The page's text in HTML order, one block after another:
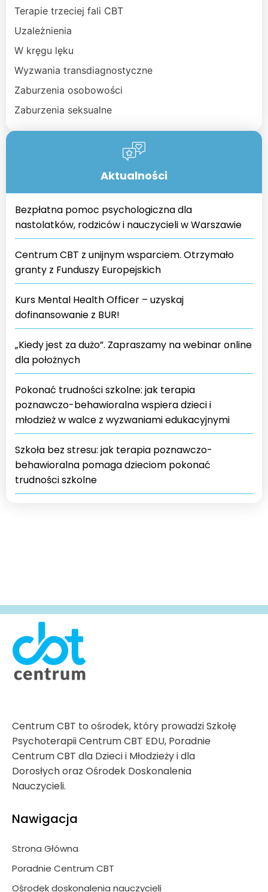
Terapie trzeciej fali CBT
Uzależnienia
W kręgu lęku
Wyzwania transdiagnostyczne
Zaburzenia osobowości
Zaburzenia seksualne
Aktualności
Bezpłatna pomoc psychologiczna dla
nastolatków, rodziców i nauczycieli w Warszawie
Centrum CBT z unijnym wsparciem. Otrzymało
granty z Funduszy Europejskich
Kurs Mental Health Officer – uzyskaj
dofinansowanie z BUR!
„Kiedy jest za dużo”. Zapraszamy na webinar online
dla położnych
Pokonać trudności szkolne: jak terapia
poznawczo-behawioralna wspiera dzieci i
młodzież w walce z wyzwaniami edukacyjnymi
Szkoła bez stresu: jak terapia poznawczo-
behawioralna pomaga dzieciom pokonać
trudności szkolne
Centrum CBT to ośrodek, który prowadzi Szkołę
Psychoterapii Centrum CBT EDU, Poradnie
Centrum CBT dla Dzieci i Młodzieży i dla
Dorosłych oraz Ośrodek Doskonalenia
Nauczycieli.
Nawigacja
Strona Główna
Poradnie Centrum CBT
Ośrodek doskonalenia nauczycieli